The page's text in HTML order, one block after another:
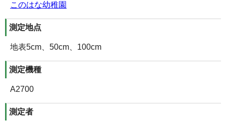
このはな幼稚園
測定地点
地表5cm、50cm、100cm
測定機種
A2700
測定者